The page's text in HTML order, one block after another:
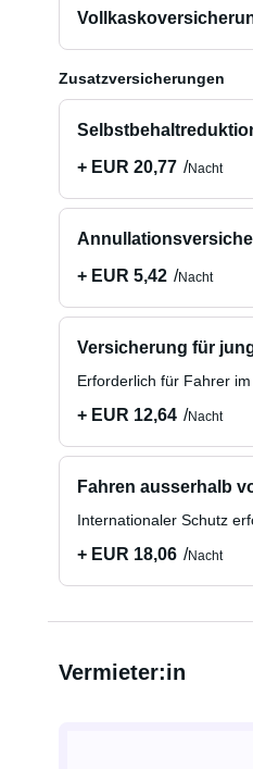
Zusatzversicherungen
+ EUR 20,77
Nacht
+ EUR 5,42
Nacht
Versicherung für
Erforderlich für Fahrer
+ EUR 12,64 Nacht
Fahren ausserhalb
Internationaler Schutz
+ EUR 18,06 Nacht
Vermieter:in